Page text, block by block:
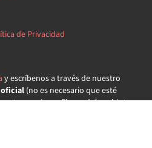
de Privacidad
y escríbenos a través de nuestro
(no es necesario que esté
a tu propio perfil y podrás subir tus